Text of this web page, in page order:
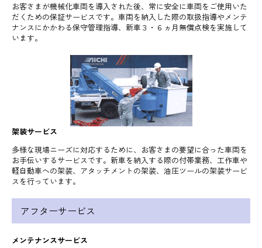
お客さまが機械化車両を導入された後、常に安全に車両をご使用いた
だくための保証サービスです。車両を納入した際の取扱指導やメンテ
ナンスにかかわる保守管理指導、新車３・６ヵ月無償点検を実施して
います。
架装サービス
多様な現場ニーズに対応するために、お客さまの要望に合った車両を
お手伝いするサービスです。新車を納入する際の付帯業務、工作車や
軽自動車への架装、アタッチメントの架装、油圧ツールの架装サービ
スを行っています。
アフターサービス
メンテナンスサービス